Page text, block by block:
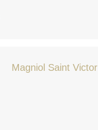
Magniol Saint Victor